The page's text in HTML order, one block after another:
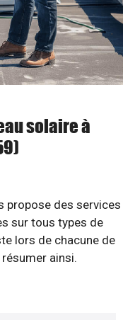
solaire à
propose des services
sur tous types de
lors de chacune de
ainsi.